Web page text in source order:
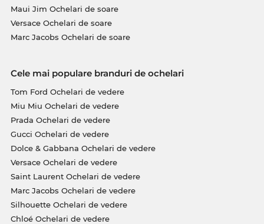
Maui Jim Ochelari de soare
Versace Ochelari de soare
Marc Jacobs Ochelari de soare
Cele mai populare branduri de ochelari
Tom Ford Ochelari de vedere
Miu Miu Ochelari de vedere
Prada Ochelari de vedere
Gucci Ochelari de vedere
Dolce & Gabbana Ochelari de vedere
Versace Ochelari de vedere
Saint Laurent Ochelari de vedere
Marc Jacobs Ochelari de vedere
Silhouette Ochelari de vedere
Chloé Ochelari de vedere